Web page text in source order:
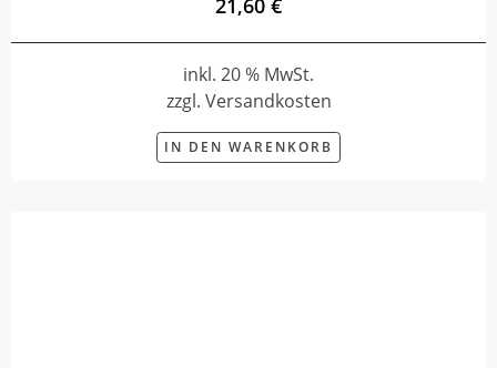
inkl. 20 % MwSt.
zzgl. Versandkosten
IN DEN WARENKORB